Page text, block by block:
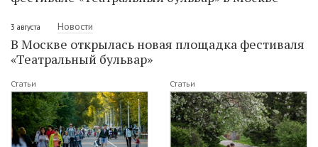
3 августа Новости
В Москве открылась новая площадка фестиваля
«Театральный бульвар»
Статьи Статьи